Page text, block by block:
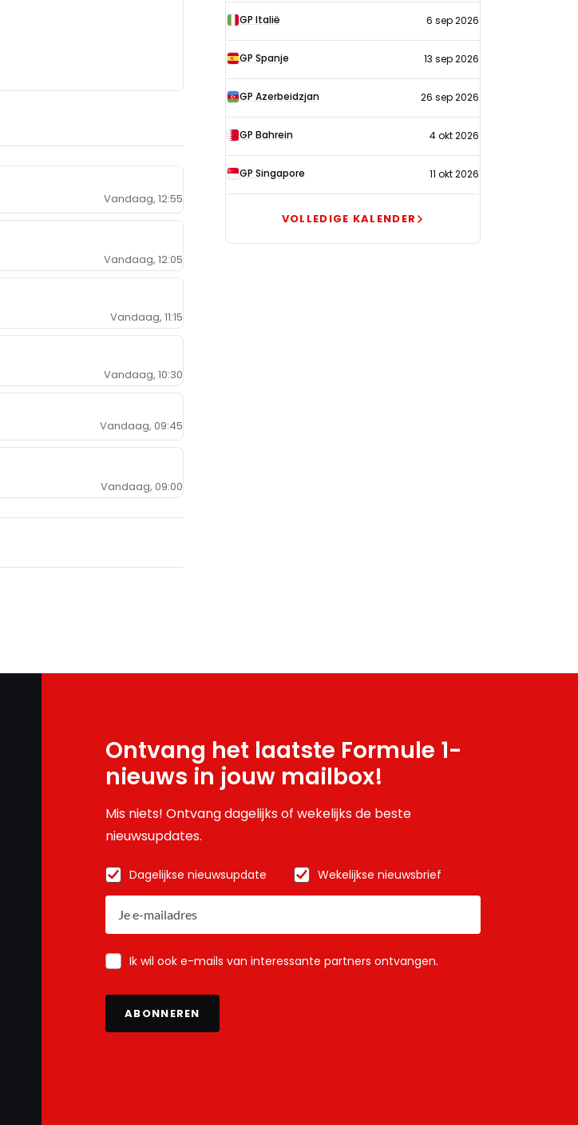
Vandaag, 12:55
Vandaag, 12:05
Vandaag, 11:15
Vandaag, 10:30
Vandaag, 09:45
Vandaag, 09:00
GP Italië 6 sep 2026
GP Spanje 13 sep 2026
GP Azerbeidzjan 26 sep 2026
GP Bahrein 4 okt 2026
GP Singapore 11 okt 2026
VOLLEDIGE KALENDER
Ontvang het laatste Formule 1-
nieuws in jouw mailbox!
Mis niets! Ontvang dagelijks of wekelijks de beste
nieuwsupdates.
Dagelijkse nieuwsupdate Wekelijkse nieuwsbrief
Ik wil ook e-mails van interessante partners ontvangen.
ABONNEREN